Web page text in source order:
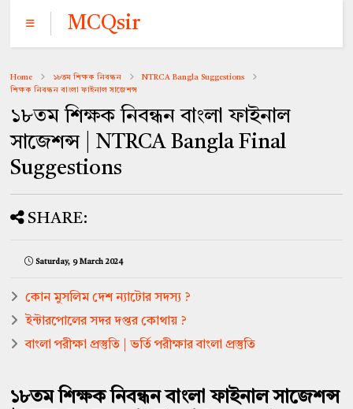
MCQsir
Home ১৮তম শিক্ষক নিবন্ধন
NTRCA Bangla Suggestions
শিক্ষক নিবন্ধন বাংলা ফাইনাল সাজেশন্স
১৮তম শিক্ষক নিবন্ধন বাংলা ফাইনাল
সাজেশন্স | NTRCA Bangla Final
Suggestions
SHARE:
Saturday, 9 March 2024
কোন মুসলিম দেশ ন্যাটোর সদস্য ?
ইন্টারপোলের সদর দপ্তর কোথায় ?
বাংলা পরীক্ষা প্রস্তুতি | ভর্তি পরীক্ষার বাংলা প্রস্তুতি
১৮তম শিক্ষক নিবন্ধন বাংলা ফাইনাল সাজেশন্স